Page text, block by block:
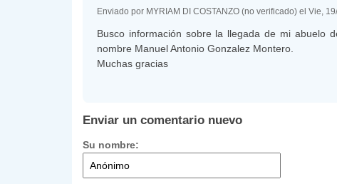
Enviado por MYRIAM DI COSTANZO (no verificado) el Vie,
Busco información sobre la llegada de mi abuelo
nombre Manuel Antonio Gonzalez Montero.
Muchas gracias
Enviar un comentario nuevo
Su nombre: